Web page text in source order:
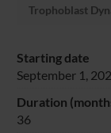
Trophoblast
Starting date
September 1,
Duration
36